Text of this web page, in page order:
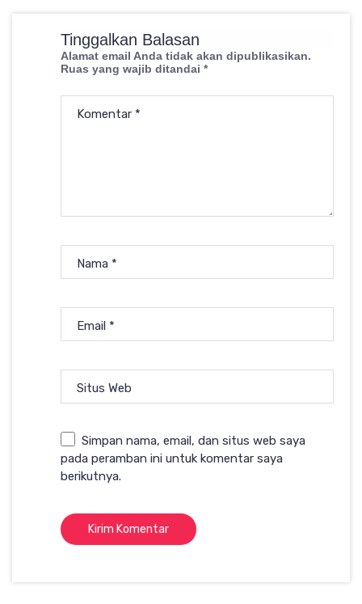
Tinggalkan Balasan
Alamat email Anda tidak akan dipublikasikan.
Ruas yang wajib ditandai *
Komentar *
Nama *
Email *
Situs Web
Simpan nama, email, dan situs web saya
pada peramban ini untuk komentar saya
berikutnya.